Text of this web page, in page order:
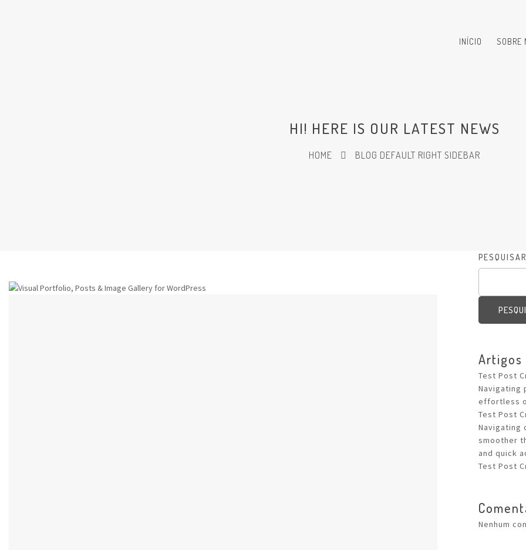
INÍCIO SOBRE
HI! HERE IS OUR LATEST NEWS
HOME BLOG DEFAULT RIGHT SIDEBAR
PESQUISAR
Artigos
Test Post
Navigating
effortless
Test Post
Navigating
smoother
and quick
Test Post
Nenhum